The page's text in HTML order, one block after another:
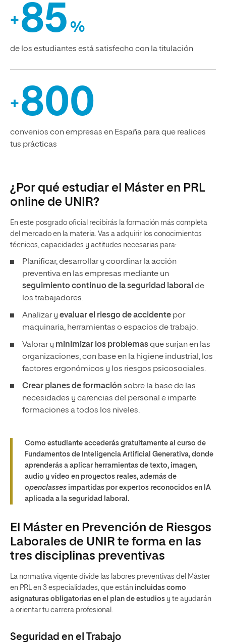
+ 85 %
de los estudiantes está satisfecho con la titulación
+ 800
convenios con empresas en España para que realices
tus prácticas
¿Por qué estudiar el Máster en PRL
online de UNIR?
En este posgrado oficial recibirás la formación más completa
del mercado en la materia. Vas a adquirir los conocimientos
técnicos, capacidades y actitudes necesarias para:
Planificar, desarrollar y coordinar la acción
preventiva en las empresas mediante un
seguimiento continuo de la seguridad laboral de
los trabajadores.
Analizar y evaluar el riesgo de accidente por
maquinaria, herramientas o espacios de trabajo.
Valorar y minimizar los problemasque surjan en las
organizaciones, con base en la higiene industrial, los
factores ergonómicos y los riesgos psicosociales.
Crear planes de formación sobre la base de las
necesidades y carencias del personal e imparte
formaciones a todos los niveles.
Como estudiante accederás gratuitamente al curso de
Fundamentos de Inteligencia Artificial Generativa, donde
aprenderás a aplicar herramientas de texto, imagen,
audio y vídeo en proyectos reales, además de
openclasses impartidas por expertos reconocidos en IA
aplicada a la seguridad laboral.
El Máster en Prevención de Riesgos
Laborales de UNIR te forma en las
tres disciplinas preventivas
La normativa vigente divide las labores preventivas del Máster
en PRL en 3 especialidades, que están incluidas como
asignaturas obligatorias en el plan de estudios y te ayudarán
a orientar tu carrera profesional.
Seguridad en el Trabajo